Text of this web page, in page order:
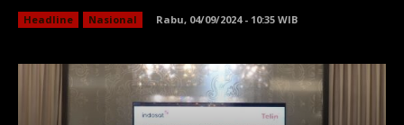
Headline Nasional Rabu, 04/09/2024 - 10:35 WIB